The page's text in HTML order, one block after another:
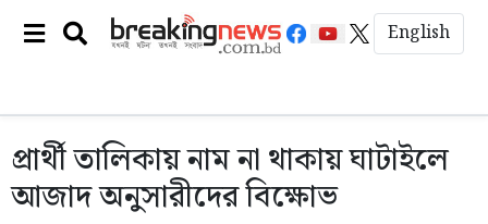
English
প্রার্থী তালিকায় নাম না থাকায় ঘাটাইলে
আজাদ অনুসারীদের বিক্ষোভ